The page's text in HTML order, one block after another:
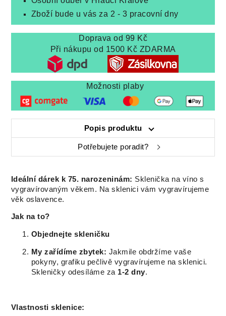
Zboží bude u vás za 2 - 3 pracovní dny
Doprava od 99 Kč
Při nákupu od 1500 Kč ZDARMA
Možnosti plaby
Popis produktu
Potřebujete poradit?
Ideální dárek k 75. narozeninám: Sklenička na víno s
vygravírovaným věkem. Na sklenici vám vygravírujeme
věk oslavence.
Jak na to?
Objednejte skleničku
My zařídíme zbytek: Jakmile obdržíme vaše
pokyny, grafiku pečlivě vygravírujeme na sklenici.
Skleničky odesíláme za 1-2 dny.
Vlastnosti sklenice: